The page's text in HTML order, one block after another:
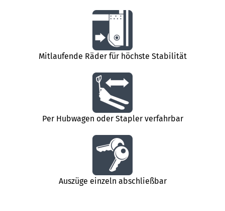
Mitlaufende Räder für höchste Stabilität
Per Hubwagen oder Stapler verfahrbar
Auszüge einzeln abschließbar